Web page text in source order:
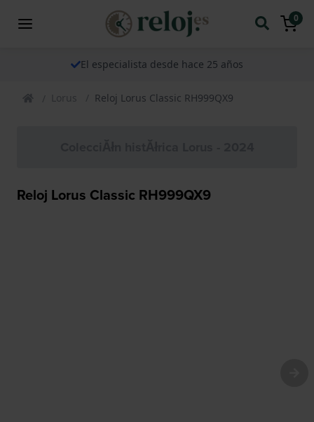
0
El especialista desde hace 25 años
Lorus Reloj Lorus Classic RH999QX9
Reloj Lorus Classic RH999QX9